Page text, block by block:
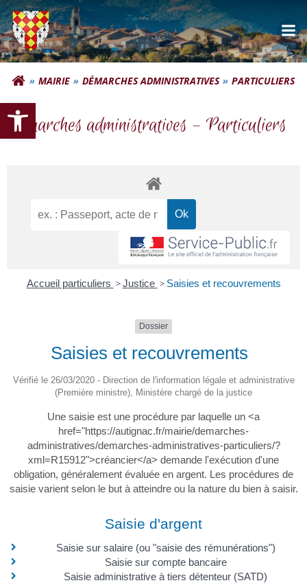
Ouvrir la barre d’outils
Aller
au
contenu
Commune d'Autignac
MAIRIE DÉMARCHES ADMINISTRATIVES PARTICULIERS
Démarches administratives – Particuliers
Accueil particuliers > Justice > Saisies et recouvrements
Dossier
Saisies et recouvrements
Vérifié le 26/03/2020 - Direction de l'information légale et administrative
(Première ministre), Ministère chargé de la justice
Une saisie est une procédure par laquelle un <a
href="https://autignac.fr/mairie/demarches-
administratives/demarches-administratives-particuliers/?
xml=R15912">créancier</a> demande l'exécution d'une
obligation, généralement évaluée en argent. Les procédures de
saisie varient selon le but à atteindre ou la nature du bien à saisir.
Saisie d'argent
Saisie sur salaire (ou "saisie des rémunérations")
Saisie sur compte bancaire
Saisie administrative à tiers détenteur (SATD)